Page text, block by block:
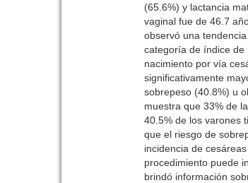
(65.6%) y lactancia
vaginal fue de 46.7
observó una
categoría de índice de
nacimiento por vía
significativamente
sobrepeso (40.8%) u
muestra que 33% de
40.5% de los varones
que el riesgo de
incidencia de
procedimiento puede
brindó información